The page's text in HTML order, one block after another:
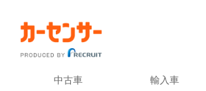
中古車 輸入車